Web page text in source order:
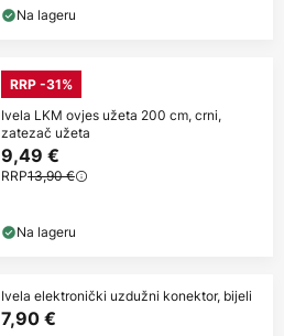
Na lageru
RRP -31%
Ivela LKM ovjes užeta 200 cm, crni,
zatezač užeta
9,49 €
RRP13,90 €
Na lageru
Ivela elektronički uzdužni konektor, bijeli
7,90 €